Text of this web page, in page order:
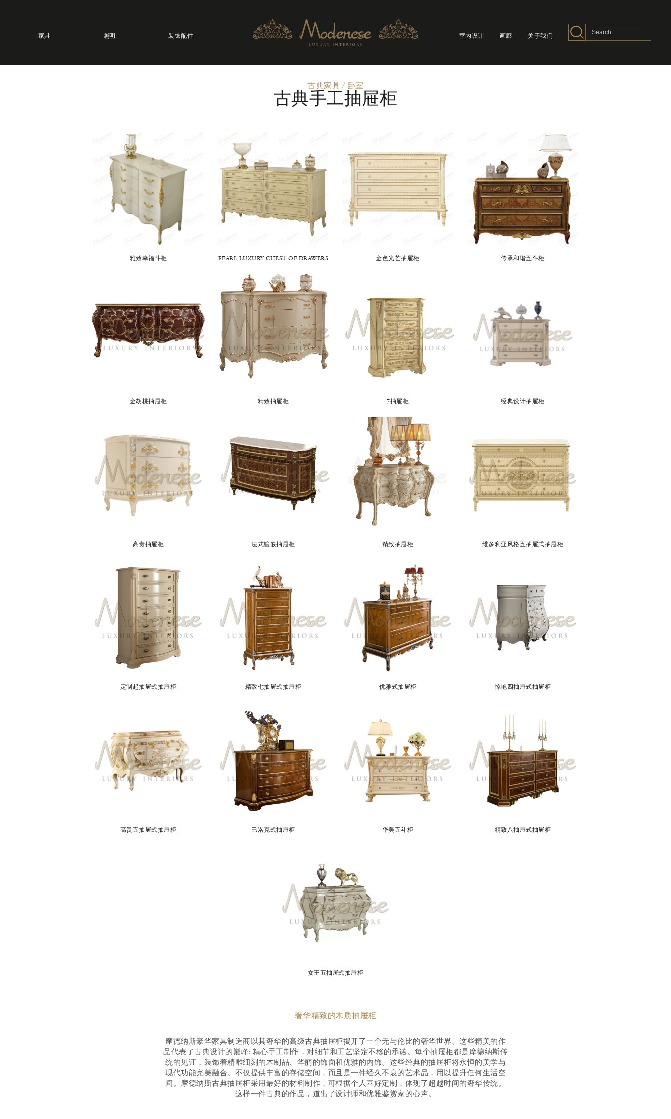
家具 照明 装饰配件 室内设计 画廊 关于我们
古典家具 / 卧室
古典手工抽屉柜
雅致幸福斗柜 PEARL LUXURY CHEST OF DRAWERS 金色光芒抽屉柜 传承和谐五斗柜
金胡桃抽屉柜 精致抽屉柜 7抽屉柜 经典设计抽屉柜
高贵抽屉柜 法式镶嵌抽屉柜 精致抽屉柜 维多利亚风格五抽屉式抽屉柜
定制起抽屉式抽屉柜 精致七抽屉式抽屉柜 优雅式抽屉柜 惊艳四抽屉式抽屉柜
高贵五抽屉式抽屉柜 巴洛克式抽屉柜 华美五斗柜 精致八抽屉式抽屉柜
女王五抽屉式抽屉柜
奢华精致的木质抽屉柜
摩德纳斯豪华家具制造商以其奢华的高级古典抽屉柜揭开了一个无与伦比的奢华世界。这些精美的作
品代表了古典设计的巅峰: 精心手工制作，对细节和工艺坚定不移的承诺。每个抽屉柜都是摩德纳斯传
统的见证，装饰着精雕细刻的木制品、华丽的饰面和优雅的内饰。这些经典的抽屉柜将永恒的美学与
现代功能完美融合。不仅提供丰富的存储空间，而且是一件经久不衰的艺术品，用以提升任何生活空
间。摩德纳斯古典抽屉柜采用最好的材料制作，可根据个人喜好定制，体现了超越时间的奢华传统。
这样一件古典的作品，道出了设计师和优雅鉴赏家的心声。